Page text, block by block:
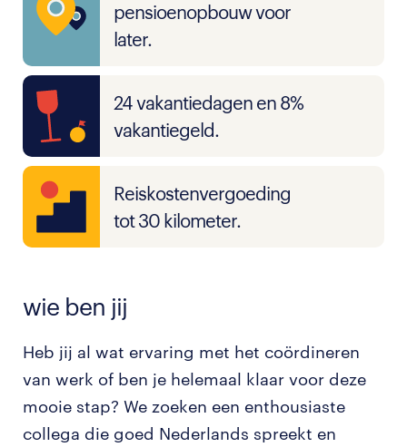
pensioenopbouw voor
later.
24 vakantiedagen en 8%
vakantiegeld.
Reiskostenvergoeding
tot 30 kilometer.
wie ben jij
Heb jij al wat ervaring met het coördineren
van werk of ben je helemaal klaar voor deze
mooie stap? We zoeken een enthousiaste
collega die goed Nederlands spreekt en